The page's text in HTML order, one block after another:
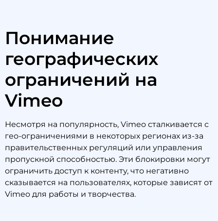
Понимание
географических
ограничений на
Vimeo
Несмотря на популярность, Vimeo сталкивается с
гео-ограничениями в некоторых регионах из-за
правительственных регуляций или управления
пропускной способностью. Эти блокировки могут
ограничить доступ к контенту, что негативно
сказывается на пользователях, которые зависят от
Vimeo для работы и творчества.